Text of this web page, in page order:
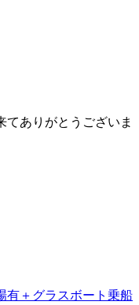
てありがとうございま
有＋グラスボート乗船